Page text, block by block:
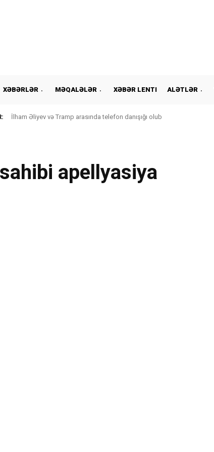
XƏBƏRLƏR MƏQALƏLƏR XƏBƏR LENTI ALƏTLƏR
İlham Əliyev və Tramp arasında telefon danışığı olub
apellyasiya